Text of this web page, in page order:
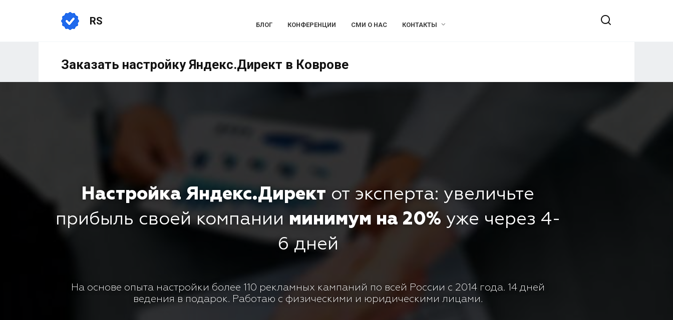
RS БЛОГ КОНФЕРЕНЦИИ СМИ О НАС КОНТАКТЫ
Заказать настройку Яндекс.Директ в Коврове
Настройка Яндекс.Директ от эксперта: увеличьте
прибыль своей компании минимум на 20% уже через 4-
6 дней
На основе опыта настройки более 110 рекламных кампаний по всей России с 2014 года. 14 дней
ведения в подарок. Работаю с физическими и юридическими лицами.